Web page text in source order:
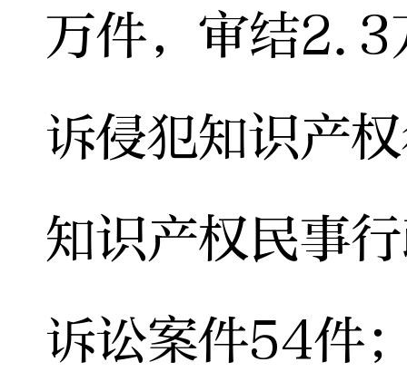
万件，审结2.3
诉侵犯知识产
知识产权民事
诉讼案件54件